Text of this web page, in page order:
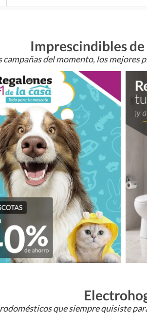
Imprescindibles
campañas del momento, los mejores
que siempre quisiste